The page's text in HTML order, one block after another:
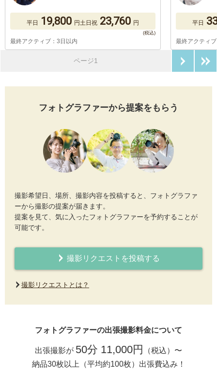
平日 19,800 円土日祝 23,760 円
最終アクティブ：3日以内
平日
最終アクティ
ページ1
フォトグラファーから提案をもらう
撮影希望日、場所、撮影内容を投稿すると、フォトグラファ
ーから撮影の提案が届きます。
提案を見て、気に入ったフォトグラファーを予約することが
可能です。
撮影リクエストを投稿する
撮影リクエストとは？
フォトグラファーの出張撮影料金について
出張撮影が 50分 11,000円
（税込）〜
納品30枚以上（平均約100枚）出張費込み！